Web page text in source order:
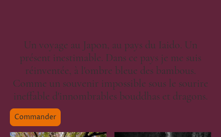
Un voyage au Japon, au pays du Iaido. Un
présent inestimable. Dans ce pays je me suis
réinventée, à l'ombre bleue des bambous.
Comme un souvenir impossible sous le sourire
ineffable d'innombrables bouddhas et dragons.
Commander